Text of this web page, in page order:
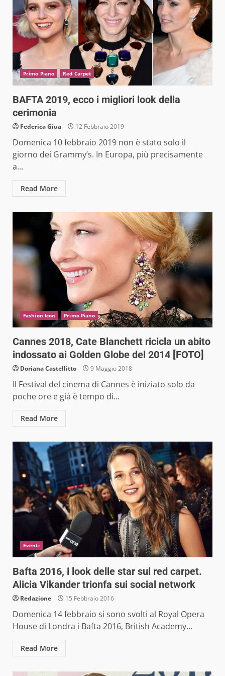
Primo Piano Red Carpet
BAFTA 2019, ecco i migliori look della
cerimonia
Federica Giua 12 Febbraio 2019
Domenica 10 febbraio 2019 non è stato solo il
giorno dei Grammy’s. In Europa, più precisamente
a...
Read More
Fashion Icon Primo Piano
Cannes 2018, Cate Blanchett ricicla un abito
indossato ai Golden Globe del 2014 [FOTO]
Doriana Castellitto 9 Maggio 2018
Il Festival del cinema di Cannes è iniziato solo da
poche ore e già è tempo di...
Read More
Eventi
Bafta 2016, i look delle star sul red carpet.
Alicia Vikander trionfa sui social network
Redazione 15 Febbraio 2016
Domenica 14 febbraio si sono svolti al Royal Opera
House di Londra i Bafta 2016, British Academy...
Read More